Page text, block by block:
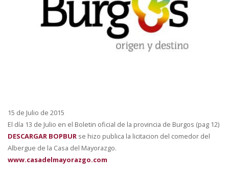
15 de Julio de 2015
El día 13 de Julio en el Boletin oficial de la provincia de Burgos (pag 12)
DESCARGAR BOPBUR se hizo publica la licitacion del comedor del
Albergue de la Casa del Mayorazgo.
www.casadelmayorazgo.com